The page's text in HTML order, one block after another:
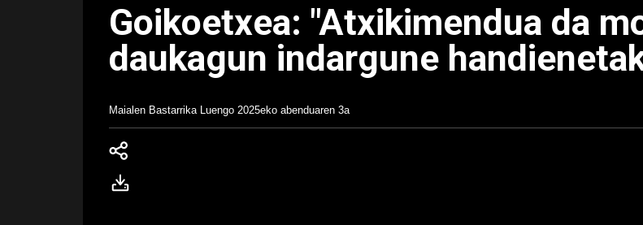
Goikoetxea: "Atxikimendua da
daukagun indargune
Maialen Bastarrika Luengo 2025eko abenduaren 3a